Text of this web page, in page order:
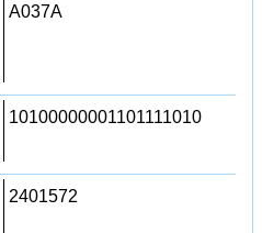
A037A
10100000001101111010
2401572